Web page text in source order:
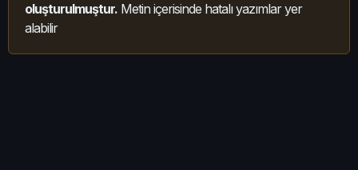
oluşturulmuştur. Metin içerisinde hatalı yazımlar yer
alabilir